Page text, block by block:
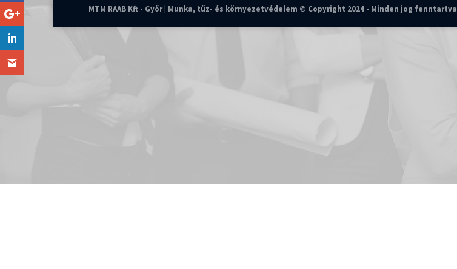
MTM RAAB Kft - Győr | Munka, tűz- és környezetvédelem © Copyright 2024 - Minden jog fenntartva